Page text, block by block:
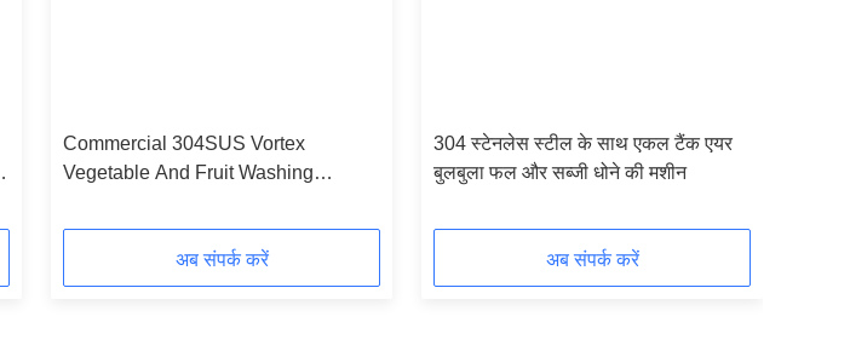
Commercial 304SUS Vortex
Vegetable And Fruit Washing
अब संपर्क करें
304 स्टेनलेस स्टील के साथ एकल टैंक एयर
बुलबुला फल और सब्जी धोने की मशीन
अब संपर्क करें